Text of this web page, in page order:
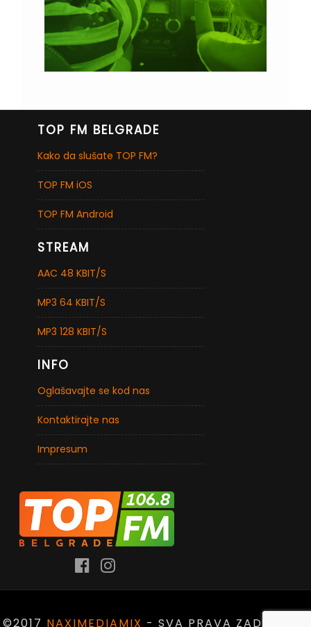
TOP FM BELGRADE
Kako da slušate TOP FM?
TOP FM iOS
TOP FM Android
STREAM
AAC 48 KBIT/S
MP3 64 KBIT/S
MP3 128 KBIT/S
INFO
Oglašavajte se kod nas
Kontaktirajte nas
Impresum
©2017 NAXIMEDIAMIX - SVA PRAVA ZADRŽANA.